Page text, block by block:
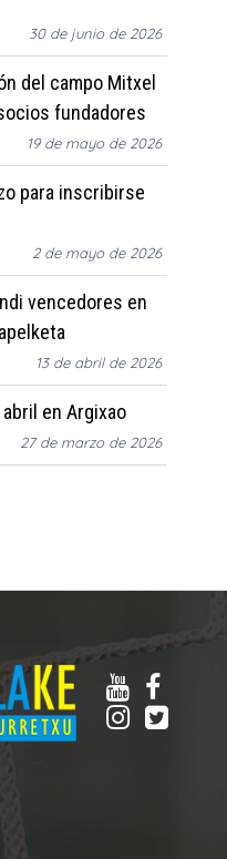
30 de junio de 2026
del campo Mitxel
fundadores
19 de mayo de 2026
para inscribirse
2 de mayo de 2026
vencedores en
13 de abril de 2026
en Argixao
27 de marzo de 2026